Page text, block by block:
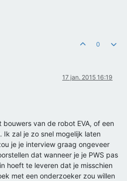
0
17 jan. 2015 16:19
van de robot EVA, of een
zal je zo snel mogelijk laten
je je interview graag ongeveer
dat wanneer je je PWS pas
hoeft te leveren dat je misschien
met een onderzoeker zou willen